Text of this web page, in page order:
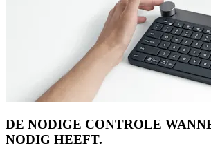
DE NODIGE CONTROLE
NODIG HEEFT.